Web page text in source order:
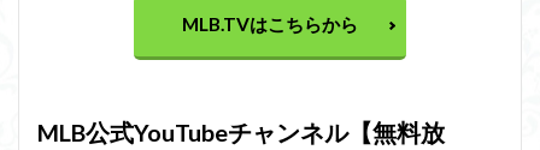
MLB.TVはこちらから
MLB公式YouTubeチャンネル【無料放